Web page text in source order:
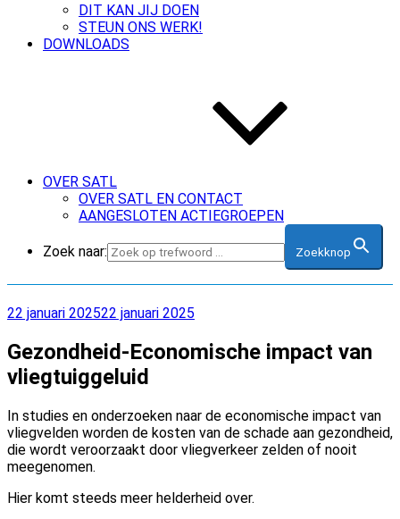
DIT KAN JIJ DOEN
STEUN ONS WERK!
DOWNLOADS
OVER SATL
OVER SATL EN CONTACT
AANGESLOTEN ACTIEGROEPEN
Zoek naar: Zoekknop
Geplaatst
22 januari 202522 januari 2025
Gezondheid-Economische impact van
vliegtuiggeluid
In studies en onderzoeken naar de economische impact van
vliegvelden worden de kosten van de schade aan gezondheid,
die wordt veroorzaakt door vliegverkeer zelden of nooit
meegenomen.
Hier komt steeds meer helderheid over.